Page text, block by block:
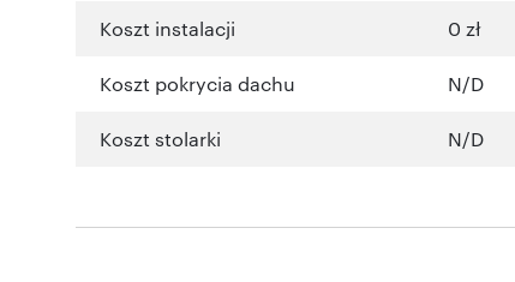
Koszt instalacji 0 zł
Koszt pokrycia dachu N/D
Koszt stolarki N/D